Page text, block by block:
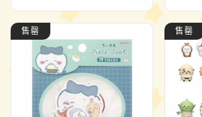
价
格
售罄 售罄